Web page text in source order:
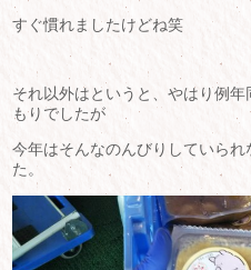
すぐ慣れましたけどね笑
それ以外はというと、やはり例
もりでしたが
今年はそんなのんびりしていられ
た。